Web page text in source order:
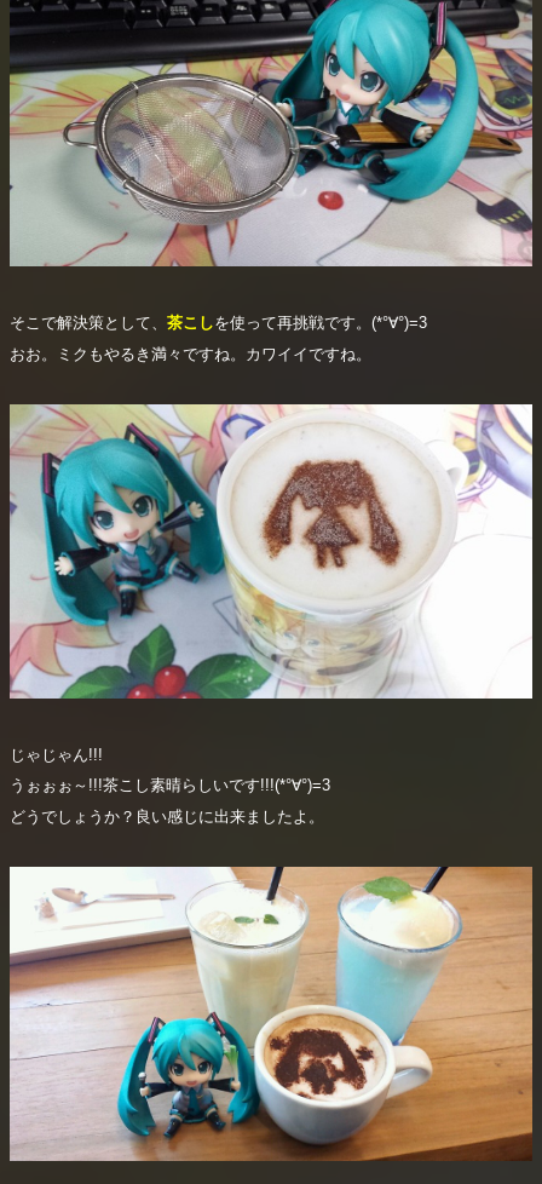
そこで解決策として、 茶こしを使って再挑戦です。(*°∀°)=3
おお。ミクもやるき満々ですね。カワイイですね。
じゃじゃん!!!
うぉぉぉ～!!!茶こし素晴らしいです!!!(*°∀°)=3
どうでしょうか？良い感じに出来ましたよ。